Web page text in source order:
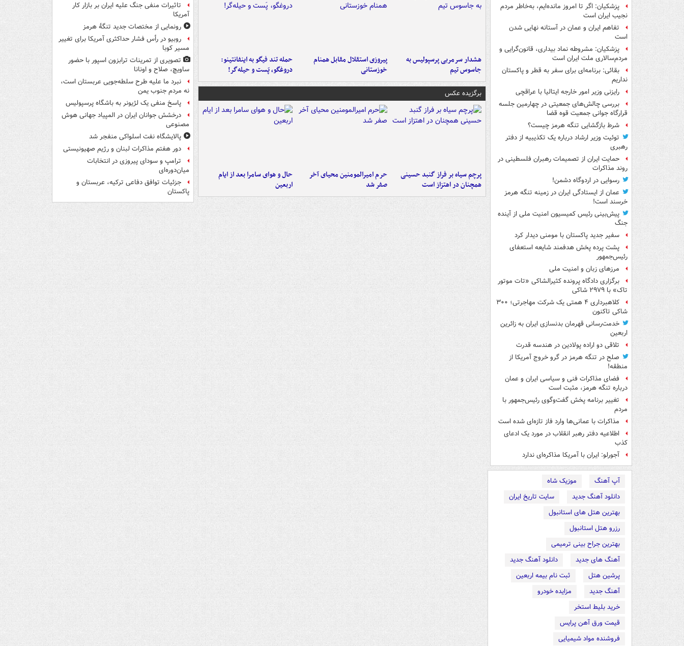
پزشکیان: اگر تا امروز مانده‌ایم، به‌خاطر مردم
نجیب ایران است
تفاهم ایران و عمان در آستانه نهایی شدن
است
پزشکیان: مشروطه نماد بیداری، قانون‌گرایی و
مردم‌سالاری ملت ایران است
بقائی: برنامه‌ای برای سفر به قطر و پاکستان
نداریم
رایزنی وزیر امور خارجه ایتالیا با عراقچی
بررسی چالش‌های جمعیتی در چهارمین جلسه
قرارگاه جوانی جمعیت قوه قضا
شرط بازگشایی تنگه هرمز چیست؟
توئیت وزیر ارشاد درباره یک تکذیبیه از دفتر
رهبری
حمایت ایران از تصمیمات رهبران فلسطینی در
روند مذاکرات
رسوایی در اردوگاه دشمن!
عمان از ایستادگی ایران در زمینه تنگه هرمز
خرسند است!
پیش‌بینی رئیس کمیسیون امنیت ملی از آینده
جنگ
سفیر جدید پاکستان با مومنی دیدار کرد
پشت پرده پخش هدفمند شایعه استعفای
رئیس‌جمهور
مرزهای زبان و امنیت ملی
برگزاری دادگاه پرونده کثیرالشاکی «تات موتور
تاک» با ۲۹۷۹ شاکی
کلاهبرداری ۴ همتی یک شرکت مهاجرتی؛ ۳۰۰
شاکی تاکنون
خدمت‌رسانی قهرمان بدنسازی ایران به زائرین
اربعین
تلاقی دو اراده پولادین در هندسه قدرت
صلح در تنگه هرمز در گرو خروج آمریکا از
منطقه!
فضای مذاکرات فنی و سیاسی ایران و عمان
درباره تنگه هرمز، مثبت است
تغییر برنامه پخش گفت‌وگوی رئیس‌جمهور با
مردم
مذاکرات با عمانی‌ها وارد فاز تازه‌ای شده است
اطلاعیه دفتر رهبر انقلاب در مورد یک ادعای
کذب
آجورلو: ایران با آمریکا مذاکره‌ای ندارد
آپ آهنگ
موزیک شاه
دانلود آهنگ جدید
سایت تاریخ ایران
بهترین هتل های استانبول
رزرو هتل استانبول
بهترین جراح بینی ترمیمی
آهنگ های جدید
دانلود آهنگ جدید
پرشین هتل
ثبت نام بیمه اربعین
آهنگ جدید
مزایده خودرو
خرید بلیط استخر
قیمت ورق آهن پرایس
فروشنده مواد شیمیایی
هشدار سرمربی پرسپولیس به
جاسوس تیم
پیروزی استقلال مقابل همنام
خوزستانی
حمله تند فیگو به اینفانتینو:
دروغگو، پَست‌ و حیله‌گر!
برگزیده عکس
پرچم سیاه بر فراز گنبد حسینی
همچنان در اهتزاز است
حرم امیرالمومنین محیای آخر
صفر شد
حال و هوای سامرا بعد از ایام
اربعین
تاثیرات منفی جنگ علیه ایران بر بازار کار
آمریکا
رونمایی از مختصات جدید تنگۀ هرمز
روبیو در رأس فشار حداکثری آمریکا برای تغییر
مسیر کوبا
تصویری از تمرینات ترابزون اسپور با حضور
ساویچ، صلاح و اونانا
نبرد ما علیه طرح سلطه‌جویی عربستان است،
نه مردم جنوب یمن
پاسخ منفی یک لژیونر به باشگاه پرسپولیس
درخشش جوانان ایران در المپیاد جهانی هوش
مصنوعی
پالایشگاه نفت اسلواکی منفجر شد
دور هفتم مذاکرات لبنان و رژیم صهیونیستی
ترامپ و سودای پیروزی در انتخابات
میان‌دوره‌ای
جزئیات توافق دفاعی ترکیه، عربستان و
پاکستان